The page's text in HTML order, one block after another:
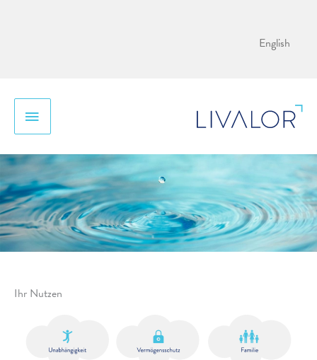
English
Hauptmenü
Ihr Nutzen